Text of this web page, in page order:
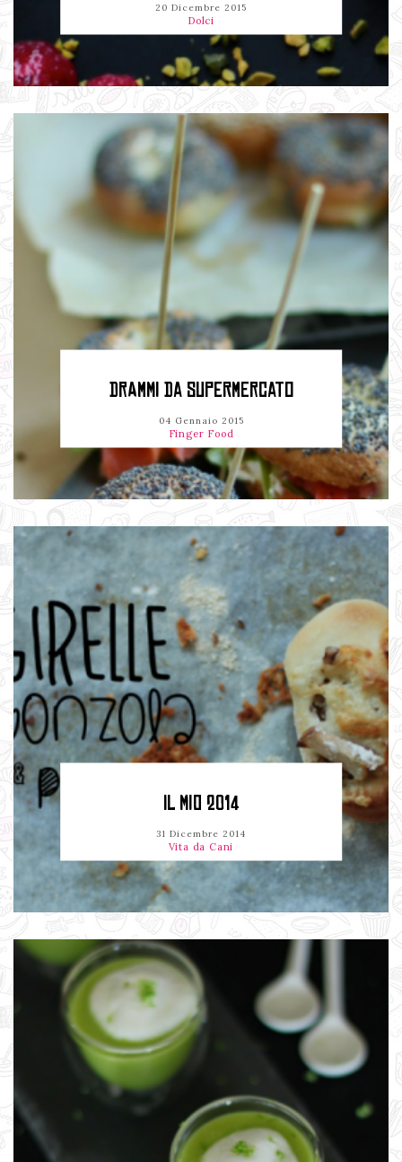
20 Dicembre 2015
Dolci
DRAMMI DA SUPERMERCATO
04 Gennaio 2015
Finger Food
IL MIO 2014
31 Dicembre 2014
Vita da Cani